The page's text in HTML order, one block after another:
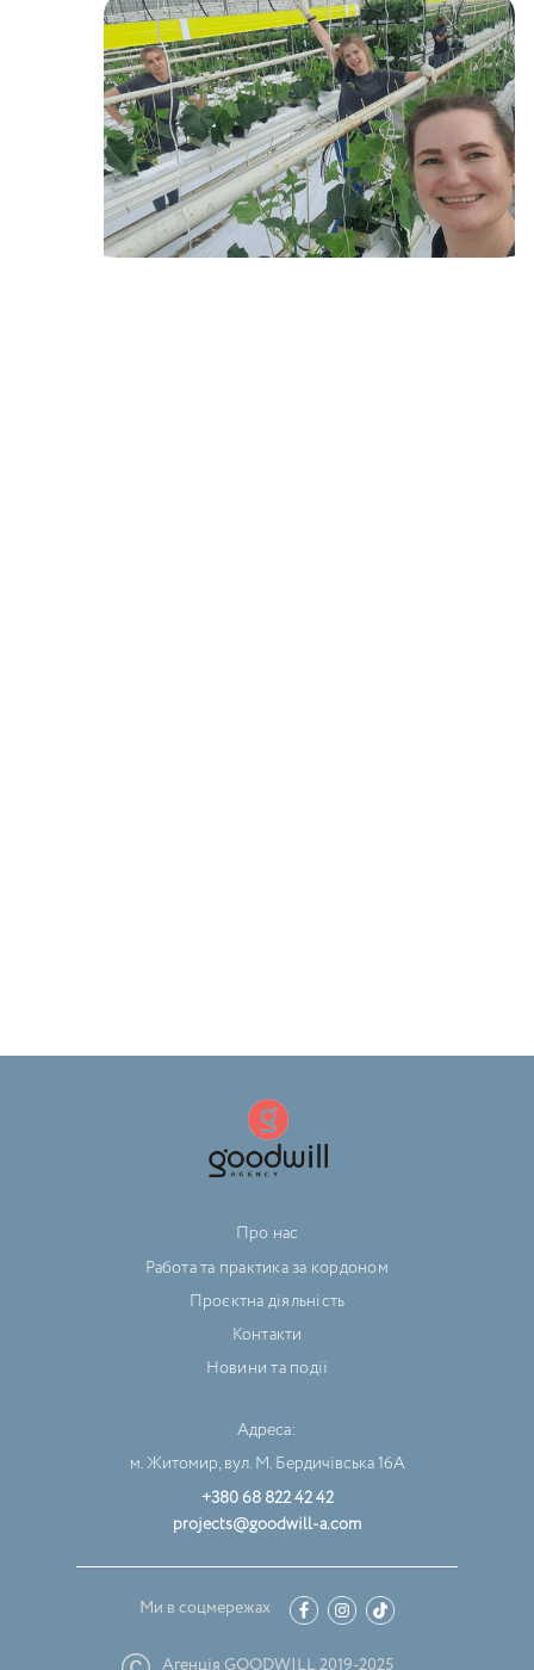
Про нас
Работа та практика за кордоном
Проєктна діяльність
Контакти
Новини та події
Адреса:
м. Житомир, вул. М. Бердичівська 16А
+380 68 822 42 42
projects@goodwill-a.com
Ми в соцмережах
Агенція GOODWILL 2019-2025